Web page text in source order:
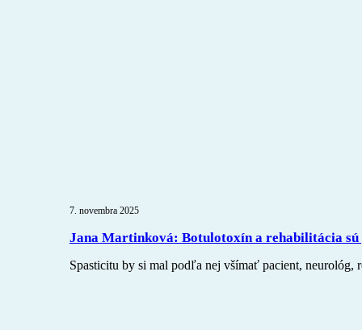
7. novembra 2025
Jana Martinková: Botulotoxín a rehabilitácia
Spasticitu by si mal podľa nej všímať pacient,